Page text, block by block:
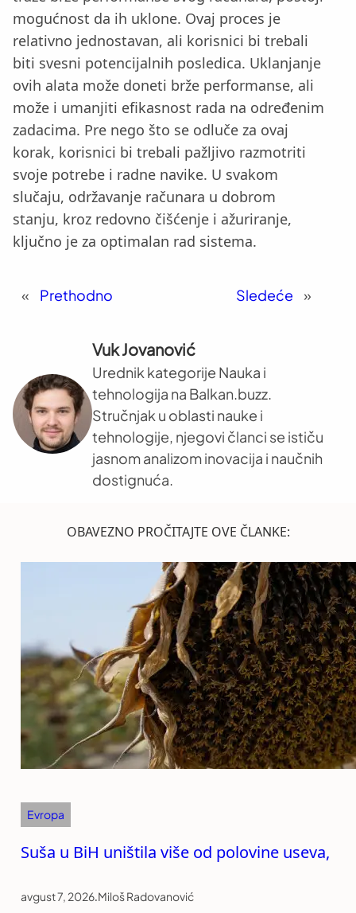
mogućnost da ih uklone. Ovaj proces je
relativno jednostavan, ali korisnici bi trebali
biti svesni potencijalnih posledica. Uklanjanje
ovih alata može doneti brže performanse, ali
može i umanjiti efikasnost rada na određenim
zadacima. Pre nego što se odluče za ovaj
korak, korisnici bi trebali pažljivo razmotriti
svoje potrebe i radne navike. U svakom
slučaju, održavanje računara u dobrom
stanju, kroz redovno čišćenje i ažuriranje,
ključno je za optimalan rad sistema.
« Prethodno Sledeće »
Vuk Jovanović
Urednik kategorije Nauka i
tehnologija na Balkan.buzz.
Stručnjak u oblasti nauke i
tehnologije, njegovi članci se ističu
jasnom analizom inovacija i naučnih
dostignuća.
OBAVEZNO PROČITAJTE OVE ČLANKE:
Evropa
Suša u BiH uništila više od polovine useva,
avgust 7, 2026.Miloš Radovanović